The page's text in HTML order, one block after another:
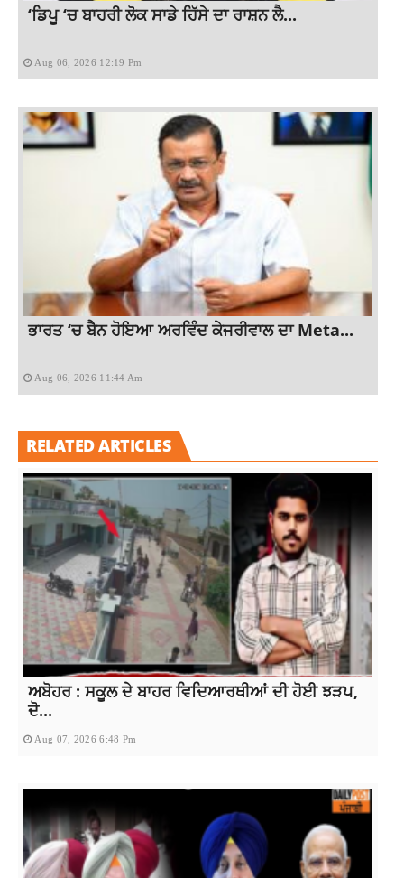
‘ਡਿਪੂ ‘ਚ ਬਾਹਰੀ ਲੋਕ ਸਾਡੇ ਹਿੱਸੇ ਦਾ ਰਾਸ਼ਨ ਲੈ...
Aug 06, 2026 12:19 Pm
ਭਾਰਤ ‘ਚ ਬੈਨ ਹੋਇਆ ਅਰਵਿੰਦ ਕੇਜਰੀਵਾਲ ਦਾ Meta...
Aug 06, 2026 11:44 Am
RELATED ARTICLES
ਅਬੋਹਰ : ਸਕੂਲ ਦੇ ਬਾਹਰ ਵਿਦਿਆਰਥੀਆਂ ਦੀ ਹੋਈ ਝੜਪ,
ਦੋ...
Aug 07, 2026 6:48 Pm